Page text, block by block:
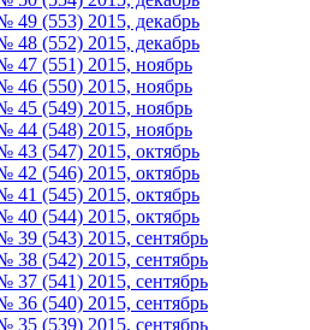
49 (553) 2015, декабрь
48 (552) 2015, декабрь
47 (551) 2015, ноябрь
46 (550) 2015, ноябрь
45 (549) 2015, ноябрь
44 (548) 2015, ноябрь
43 (547) 2015, октябрь
42 (546) 2015, октябрь
41 (545) 2015, октябрь
40 (544) 2015, октябрь
39 (543) 2015, сентябрь
38 (542) 2015, сентябрь
37 (541) 2015, сентябрь
36 (540) 2015, сентябрь
35 (539) 2015, сентябрь